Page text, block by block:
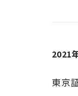
2021
東京